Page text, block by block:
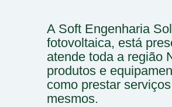
A Soft Engenharia
fotovoltaica, está
atende toda a região
produtos e
como prestar
mesmos.